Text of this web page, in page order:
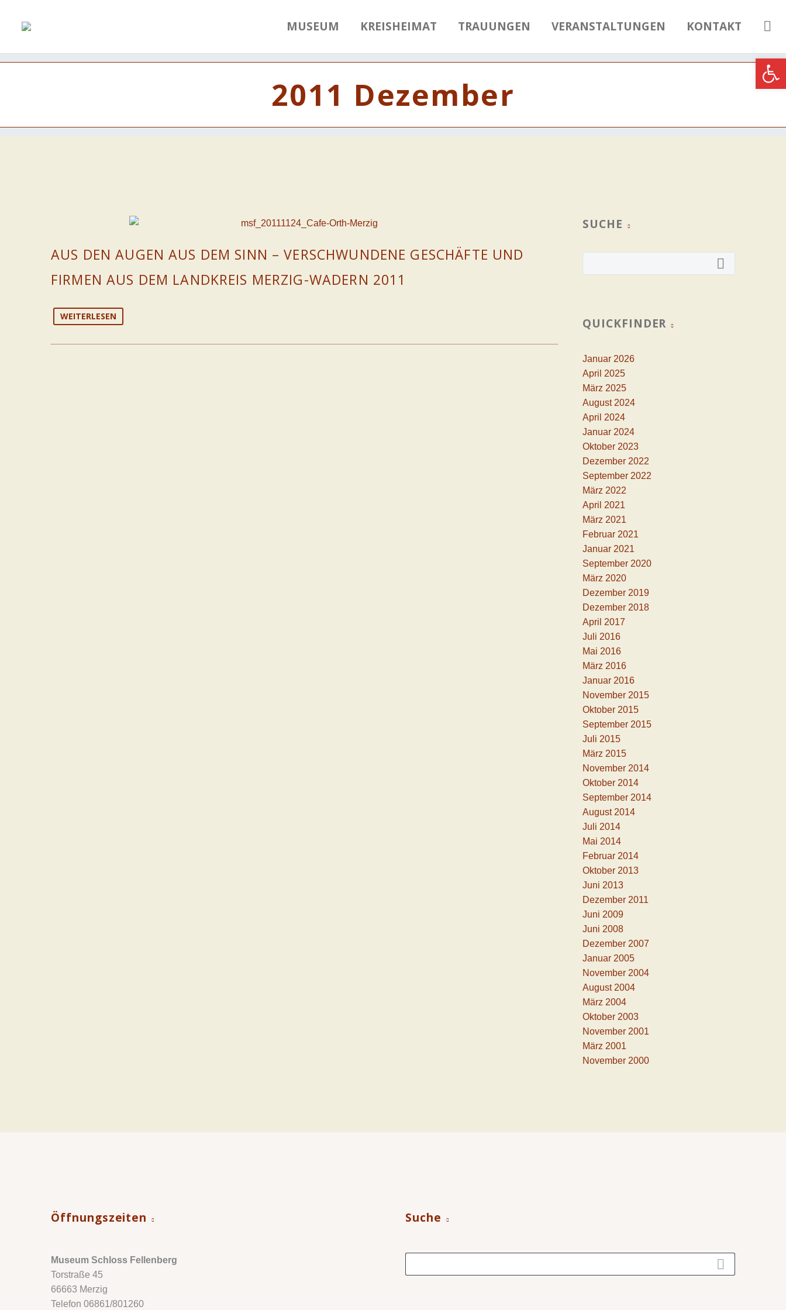
MUSEUM KREISHEIMAT TRAUUNGEN VERANSTALTUNGEN KONTAKT
2011 Dezember
AUS DEN AUGEN AUS DEM SINN – VERSCHWUNDENE GESCHÄFTE UND
FIRMEN AUS DEM LANDKREIS MERZIG-WADERN 2011
WEITERLESEN
SUCHE
QUICKFINDER
Januar 2026
April 2025
März 2025
August 2024
April 2024
Januar 2024
Oktober 2023
Dezember 2022
September 2022
März 2022
April 2021
März 2021
Februar 2021
Januar 2021
September 2020
März 2020
Dezember 2019
Dezember 2018
April 2017
Juli 2016
Mai 2016
März 2016
Januar 2016
November 2015
Oktober 2015
September 2015
Juli 2015
März 2015
November 2014
Oktober 2014
September 2014
August 2014
Juli 2014
Mai 2014
Februar 2014
Oktober 2013
Juni 2013
Dezember 2011
Juni 2009
Juni 2008
Dezember 2007
Januar 2005
November 2004
August 2004
März 2004
Oktober 2003
November 2001
März 2001
November 2000
Öffnungszeiten
Museum Schloss Fellenberg
Torstraße 45
66663 Merzig
Telefon 06861/801260
Suche